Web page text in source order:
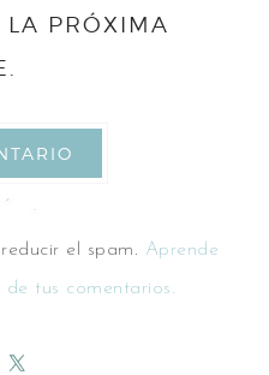
LA PRÓXIMA
el spam. Aprende
tus comentarios.